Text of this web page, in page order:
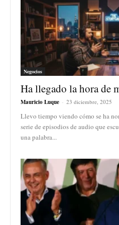
Negocios
Ha llegado la hora de
Mauricio Luque - 23 diciembre, 2025
Llevo tiempo viendo cómo se ha
serie de episodios de audio que
una palabra...